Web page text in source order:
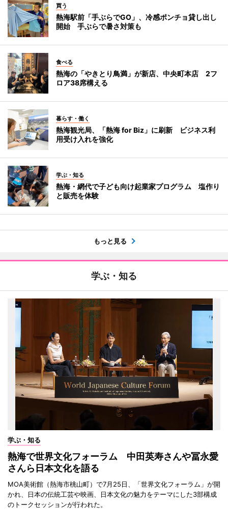
買う
熱海駅前「手ぶらでGO」、冷感ポンチョ貸し出し
開始 手ぶらで暑さ対策も
食べる
熱海の「やきとり鳥満」が新店、中央町本店 2フ
ロア38席構える
暮らす・働く
熱海観光局、「熱海 for Biz」に刷新 ビジネス利
用受け入れを強化
学ぶ・知る
熱海・網代で子ども向け起業家プログラム 塩作り
と販売を体験
もっと見る
学ぶ・知る
学ぶ・知る
熱海で世界文化フォーラム 中田英寿さんや冨永愛
さんら日本文化を語る
MOA美術館（熱海市桃山町）で7月25日、「世界文化フォーラム」が開
かれ、日本の伝統工芸や映画、日本文化の魅力をテーマにした3部構成
のトークセッションが行われた。